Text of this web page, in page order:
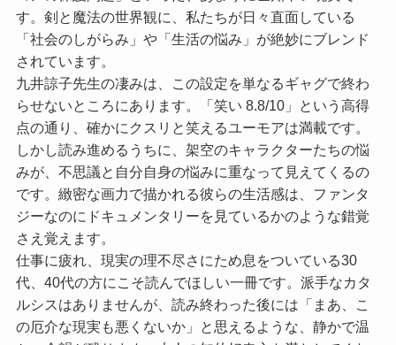
す。剣と魔法の世界観に、私たちが日々直面している
「社会のしがらみ」や「生活の悩み」が絶妙にブレンド
されています。
九井諒子先生の凄みは、この設定を単なるギャグで終わ
らせないところにあります。
「笑い 8.8/10」
という高得
点の通り、確かにクスリと笑えるユーモアは満載です。
しかし読み進めるうちに、架空のキャラクターたちの悩
みが、不思議と自分自身の悩みに重なって見えてくるの
です。緻密な画力で描かれる彼らの生活感は、ファンタ
ジーなのにドキュメンタリーを見ているかのような錯覚
さえ覚えます。
仕事に疲れ、現実の理不尽さにため息をついている30
代、40代の方にこそ読んでほしい一冊です。派手なカタ
ルシスはありませんが、読み終わった後には「まあ、こ
の厄介な現実も悪くないか」と思えるような、静かで温